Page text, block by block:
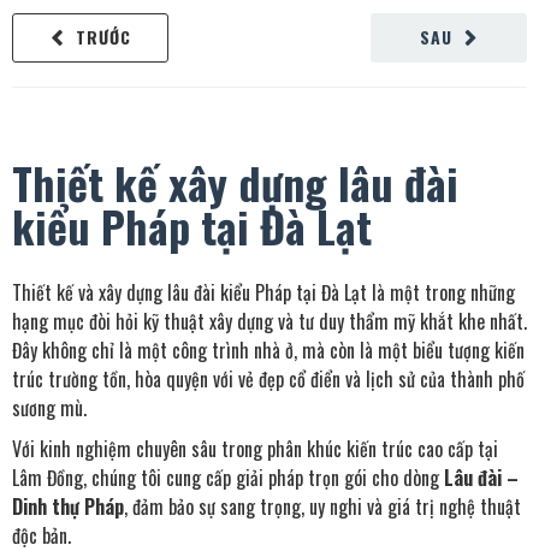
SAU
TRƯỚC
Thiết kế xây dựng lâu đài
kiểu Pháp tại Đà Lạt
Thiết kế và xây dựng lâu đài kiểu Pháp tại Đà Lạt là một trong những
hạng mục đòi hỏi kỹ thuật xây dựng và tư duy thẩm mỹ khắt khe nhất.
Đây không chỉ là một công trình nhà ở, mà còn là một biểu tượng kiến
trúc trường tồn, hòa quyện với vẻ đẹp cổ điển và lịch sử của thành phố
sương mù.
Với kinh nghiệm chuyên sâu trong phân khúc kiến trúc cao cấp tại
Lâm Đồng, chúng tôi cung cấp giải pháp trọn gói cho dòngLâu đài –
Dinh thự Pháp, đảm bảo sự sang trọng, uy nghi và giá trị nghệ thuật
độc bản.